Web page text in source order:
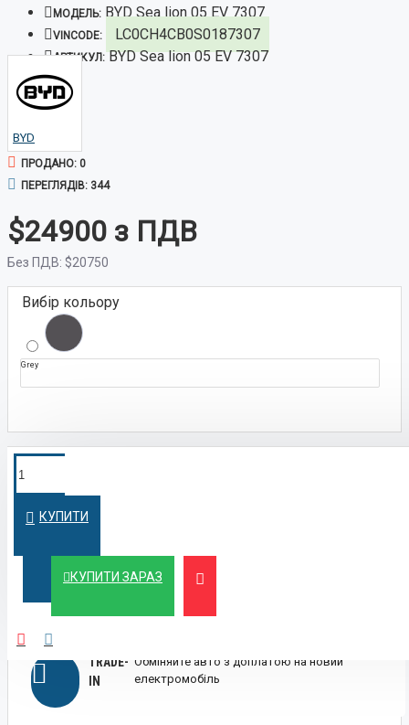
МОДЕЛЬ: BYD Sea lion 05 EV 7307
VINCODE: LC0CH4CB0S0187307
АРТИКУЛ: BYD Sea lion 05 EV 7307
BYD
ПРОДАНО: 0
ПЕРЕГЛЯДІВ: 344
$24900
Без ПДВ: $20750
Вибір кольору
Grey
КУПИТИ
КУПИТИ ЗАРАЗ
КРЕДИТ
ЛІЗИНГ Вигідний лізинг для бізнесу та фізичних осіб
TRADE-
IN
Обміняйте авто з доплатою на новий
електромобіль